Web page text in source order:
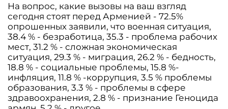
На вопрос, какие вызовы на ваш взгляд
сегодня стоят перед Арменией - 72.5%
опрошенных заявили, что военная ситуация,
38.4 % - безработица, 35.3 - проблема рабочих
мест, 31.2 % - сложная экономическая
ситуация, 29.3 % - миграция, 26.2 % - бедность,
18.8 % - социальные проблемы, 15.8 %-
инфляция, 11.8 % -коррупция, 3.5 % проблемы
образования, 3.3 % - проблемы в сфере
здравоохранения, 2.8 % - признание Геноцида